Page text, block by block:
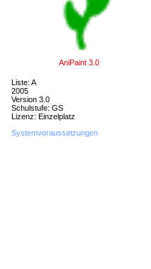
AniPaint 3.0
Liste: A
2005
Version 3.0
Schulstufe: GS
Lizenz: Einzelplatz
Systemvoraussetzungen